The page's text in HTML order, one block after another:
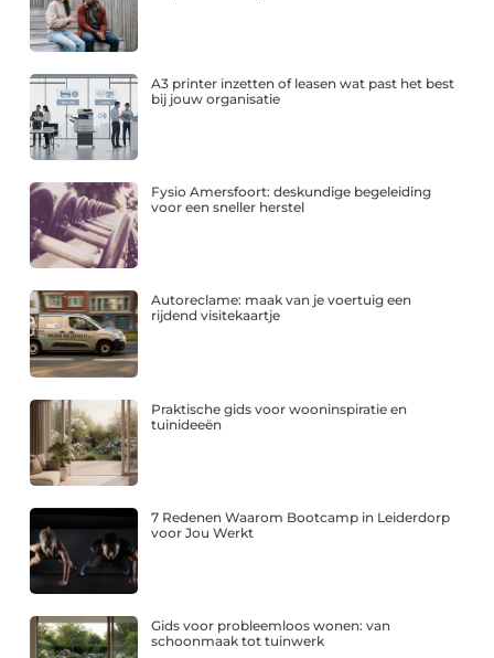
A3 printer inzetten of leasen wat past het best
bij jouw organisatie
Fysio Amersfoort: deskundige begeleiding
voor een sneller herstel
Autoreclame: maak van je voertuig een
rijdend visitekaartje
Praktische gids voor wooninspiratie en
tuinideeën
7 Redenen Waarom Bootcamp in Leiderdorp
voor Jou Werkt
Gids voor probleemloos wonen: van
schoonmaak tot tuinwerk